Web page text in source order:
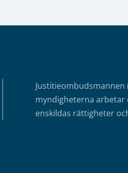
Justitieombudsmannen
myndigheterna arbetar
enskildas rättigheter